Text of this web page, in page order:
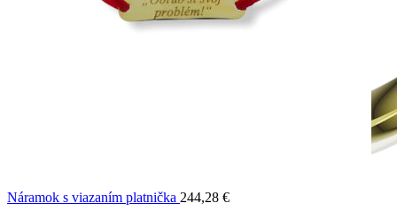
Náramok s viazaním platnička 244,28 €